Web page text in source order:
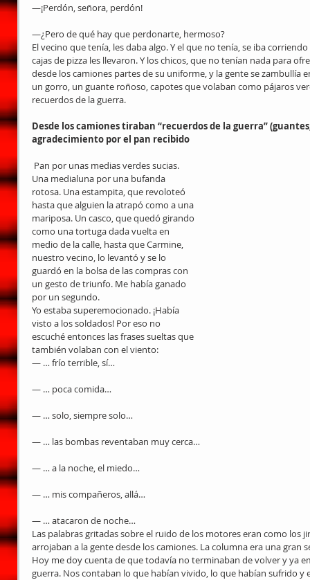
—¡Perdón, señora, perdón!
—¿Pero de qué hay que perdonarte, hermoso?
El vecino que tenía, les daba algo. Y el que no tenía, se iba
cajas de pizza les llevaron. Y los chicos, que no tenían nada para
desde los camiones partes de su uniforme, y la gente se zambullía
un gorro, un guante roñoso, capotes que volaban como pájaros
recuerdos de la guerra.
Desde los camiones tiraban “recuerdos de la guerra”
agradecimiento por el pan recibido
Una medialuna por una bufanda
rotosa. Una estampita, que revoloteó
hasta que alguien la atrapó como a una
mariposa. Un casco, que quedó girando
como una tortuga dada vuelta en
medio de la calle, hasta que Carmine,
nuestro vecino, lo levantó y se lo
guardó en la bolsa de las compras con
un gesto de triunfo. Me había ganado
por un segundo.
Yo estaba superemocionado. ¡Había
visto a los soldados! Por eso no
escuché entonces las frases sueltas que
también volaban con el viento:
— … frío terrible, sí…
— … poca comida…
— … solo, siempre solo…
— … las bombas reventaban muy cerca…
— … a la noche, el miedo…
— … mis compañeros, allá…
— … atacaron de noche…
Las palabras gritadas sobre el ruido de los motores eran como los
arrojaban a la gente desde los camiones. La columna era una gran
Hoy me doy cuenta de que todavía no terminaban de volver y ya
guerra. Nos contaban lo que habían vivido, lo que habían sufrido y